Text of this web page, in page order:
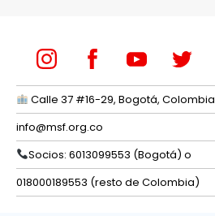
Calle 37 #16-29, Bogotá, Colombia
info@msf.org.co
Socios: 6013099553 (Bogotá) o
018000189553 (resto de Colombia)